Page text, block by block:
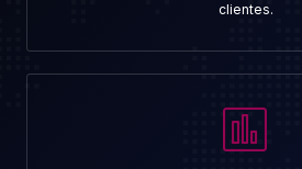
clientes.